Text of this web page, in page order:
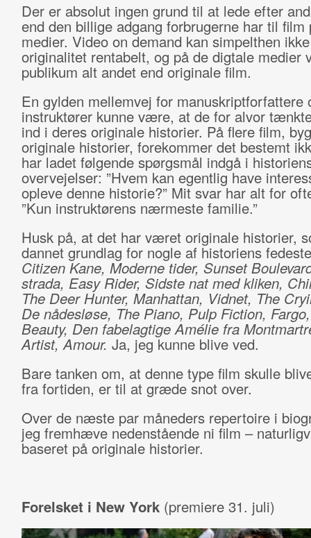
Der er absolut ingen grund til at lede efter
end den billige adgang forbrugerne har til film
medier. Video on demand kan simpelthen
originalitet rentabelt, og på de digtale medier
publikum alt andet end originale film.
En gylden mellemvej for manuskriptforfattere
instruktører kunne være, at de for alvor
ind i deres originale historier. På flere film,
originale historier, forekommer det bestemt
har ladet følgende spørgsmål indgå i
overvejelser: ”Hvem kan egentlig have
opleve denne historie?” Mit svar har alt for
”Kun instruktørens nærmeste familie.”
Husk på, at det har været originale historier,
dannet grundlag for nogle af historiens
Citizen Kane, Moderne tider, Sunset
strada, Easy Rider, Sidste nat med kliken,
The Deer Hunter, Manhattan, Vidnet, The
De nådesløse, The Piano, Pulp Fiction,
Beauty, Den fabelagtige Amélie fra
Artist, Amour. Ja, jeg kunne blive ved.
Bare tanken om, at denne type film skulle
fra fortiden, er til at græde snot over.
Over de næste par måneders repertoire i
jeg fremhæve nedenstående ni film –
baseret på originale historier.
Forelsket i New York(premiere 31. juli)